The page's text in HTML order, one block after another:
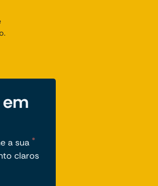
a sua
claros